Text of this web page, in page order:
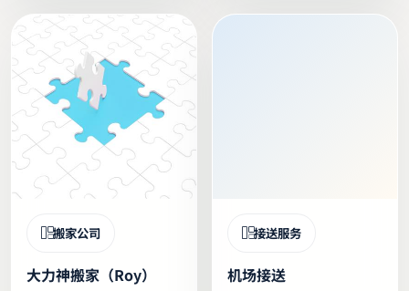
搬家公司
大力神搬家（Roy）
接送服务
机场接送